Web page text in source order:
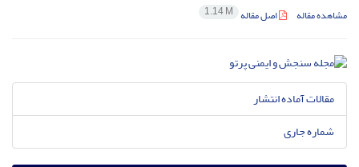
مشاهده مقاله اصل مقاله 1.14 M
مقالات آماده انتشار
شماره جاری